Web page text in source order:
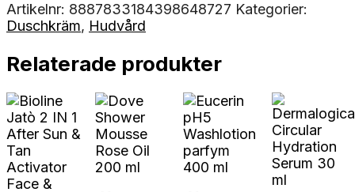
Artikelnr: 8887833184398648727 Kategorier:
Duschkräm, Hudvård
Relaterade produkter